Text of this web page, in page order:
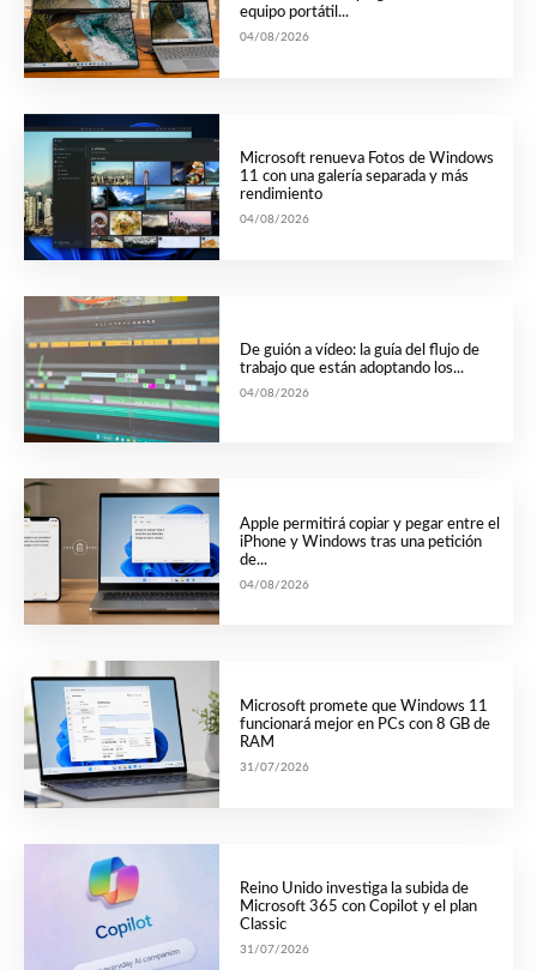
equipo portátil...
04/08/2026
Microsoft renueva Fotos de Windows
11 con una galería separada y más
rendimiento
04/08/2026
De guión a vídeo: la guía del flujo de
trabajo que están adoptando los...
04/08/2026
Apple permitirá copiar y pegar entre el
iPhone y Windows tras una petición
de...
04/08/2026
Microsoft promete que Windows 11
funcionará mejor en PCs con 8 GB de
RAM
31/07/2026
Reino Unido investiga la subida de
Microsoft 365 con Copilot y el plan
Classic
31/07/2026